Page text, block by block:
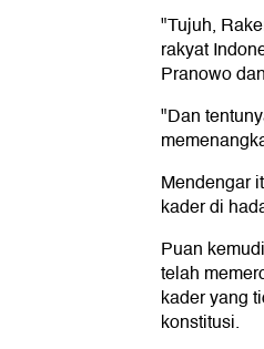
"Tujuh,
rakyat
Pranowo
"Dan
Mendengar
kader di
Puan
telah
kader yang
konstitusi.